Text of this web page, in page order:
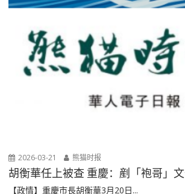
2026-03-21 熊猫时报
胡衡華任上被查 重慶：剷「袍哥」
【政情】重慶市長胡衡華3月20日...